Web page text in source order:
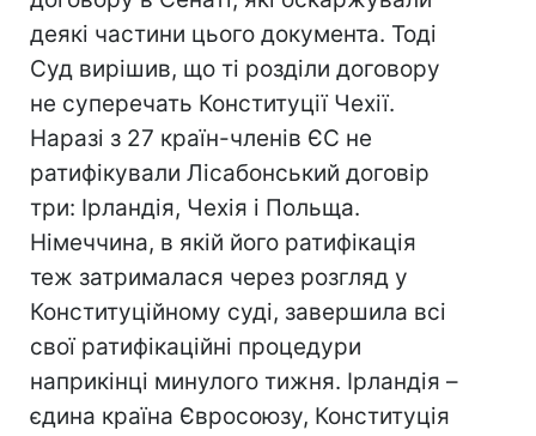
деякі частини цього документа. Тоді
Суд вирішив, що ті розділи договору
не суперечать Конституції Чехії.
Наразі з 27 країн-членів ЄС не
ратифікували Лісабонський договір
три: Ірландія, Чехія і Польща.
Німеччина, в якій його ратифікація
теж затрималася через розгляд у
Конституційному суді, завершила всі
свої ратифікаційні процедури
наприкінці минулого тижня. Ірландія –
єдина країна Євросоюзу, Конституція